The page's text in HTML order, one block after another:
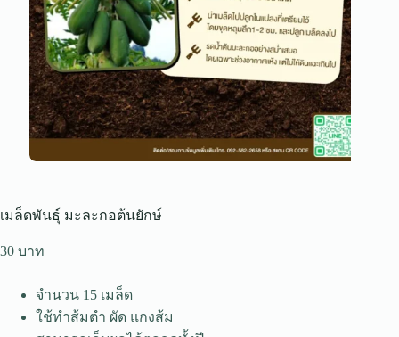
เมล็ดพันธุ์ มะละกอต้นยักษ์
30
จำนวน 15 เมล็ด
ใช้ทำส้มตำ ผัด แกงส้ม